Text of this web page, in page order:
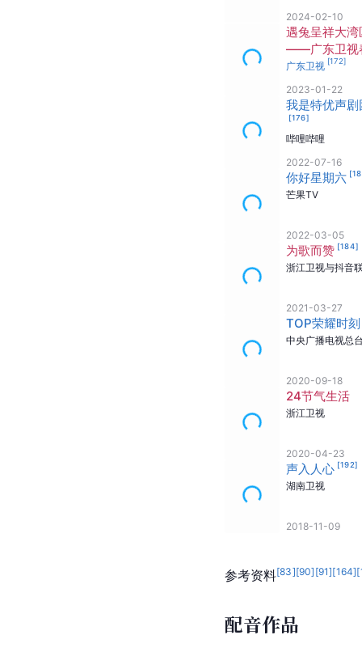
2024-02-10
遇兔呈祥大湾
——广东卫视
节晚会
广东卫视 [172]
2023-01-22
我是特优声剧
[176]
哔哩哔哩
2022-07-16
你好星期六 [
芒果TV
2022-03-05
为歌而赞 [184]
浙江卫视与抖音
2021-03-27
TOP荣耀时刻
中央广播电视总
2020-09-18
24节气生活
浙江卫视
2020-04-23
声入人心 [192]
湖南卫视
2018-11-09
参考资料[83][90] [91][164][
配音作品